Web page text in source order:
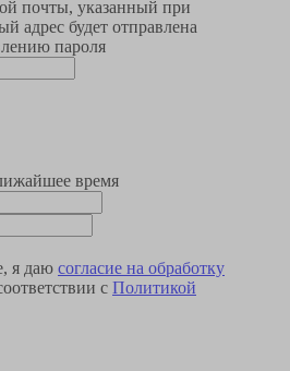
почты, указанный при
адрес будет отправлена
пароля
время
я даю согласие на обработку
с Политикой